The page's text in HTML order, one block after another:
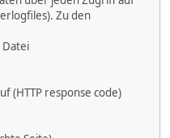
Zu den
Datei
(HTTP response code)